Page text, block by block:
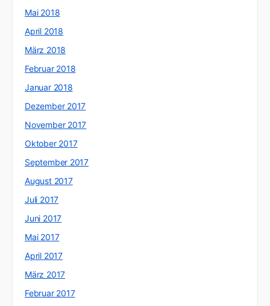
Mai 2018
April 2018
März 2018
Februar 2018
Januar 2018
Dezember 2017
November 2017
Oktober 2017
September 2017
August 2017
Juli 2017
Juni 2017
Mai 2017
April 2017
März 2017
Februar 2017